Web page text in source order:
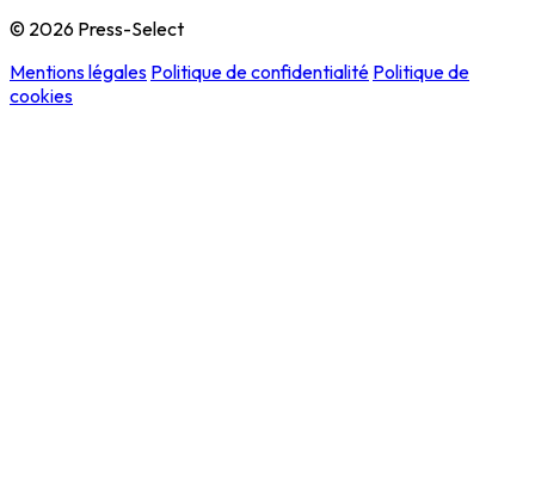
© 2026 Press-Select
Mentions légales Politique de confidentialité Politique de
cookies